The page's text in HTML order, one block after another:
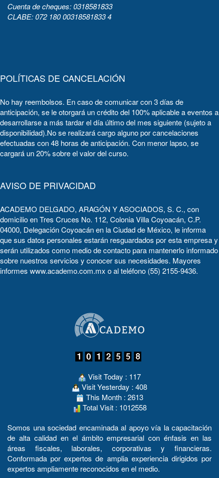
Cuenta de cheques: 0318581833
CLABE: 072 180 00318581833 4
POLÍTICAS DE CANCELACIÓN
No hay reembolsos. En caso de comunicar con 3 días de
anticipación, se le otorgará un crédito del 100% aplicable a eventos a
desarrollarse a más tardar el día último del mes siguiente (sujeto a
disponibilidad).No se realizará cargo alguno por cancelaciones
efectuadas con 48 horas de anticipación. Con menor lapso, se
cargará un 20% sobre el valor del curso.
AVISO DE PRIVACIDAD
ACADEMO DELGADO, ARAGÓN Y ASOCIADOS, S. C., con
domicilio en Tres Cruces No. 112, Colonia Villa Coyoacán, C.P.
04000, Delegación Coyoacán en la Ciudad de México, le informa
que sus datos personales estarán resguardados por esta empresa y
serán utilizados como medio de contacto para mantenerlo informado
sobre nuestros servicios y conocer sus necesidades. Mayores
informes www.academo.com.mx o al teléfono (55) 2155-9436.
Visit Today : 117
Visit Yesterday : 408
This Month : 2613
Total Visit : 1012558
Somos una sociedad encaminada al apoyo vía la capacitación
de alta calidad en el ámbito empresarial con énfasis en las
áreas fiscales, laborales, corporativas y financieras.
Conformada por expertos de amplia experiencia dirigidos por
expertos ampliamente reconocidos en el medio.